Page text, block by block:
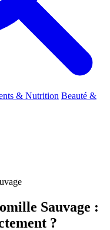
& Nutrition Beauté &
Sauvage :
?